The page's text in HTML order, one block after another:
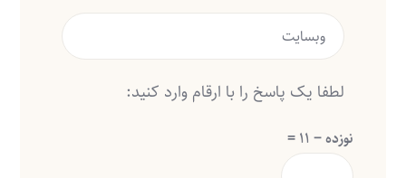
لطفا یک پاسخ را با ارقام وارد کنید:
نوزده − 11 =